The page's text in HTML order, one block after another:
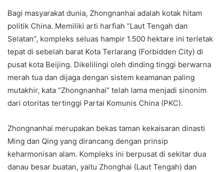
Bagi masyarakat dunia, Zhongnanhai adalah kotak hitam
politik China. Memiliki arti harfiah “Laut Tengah dan
Selatan”, kompleks seluas hampir 1.500 hektare ini terletak
tepat di sebelah barat Kota Terlarang (Forbidden City) di
pusat kota Beijing. Dikelilingi oleh dinding tinggi berwarna
merah tua dan dijaga dengan sistem keamanan paling
mutakhir, kata “Zhongnanhai” telah lama menjadi sinonim
dari otoritas tertinggi Partai Komunis China (PKC).
Zhongnanhai merupakan bekas taman kekaisaran dinasti
Ming dan Qing yang dirancang dengan prinsip
keharmonisan alam. Kompleks ini berpusat di sekitar dua
danau besar buatan, yaitu Zhonghai (Laut Tengah) dan